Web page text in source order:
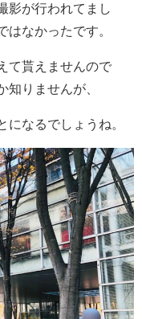
影が行われてまし
はなかったです。
て貰えませんので
知りませんが、
になるでしょうね。